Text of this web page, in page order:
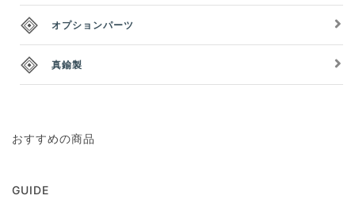
オプションパーツ
真鍮製
おすすめの商品
GUIDE